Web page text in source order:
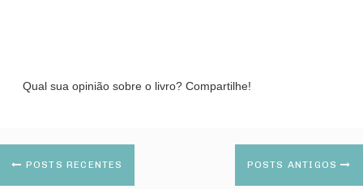
Qual sua opinião sobre o livro? Compartilhe!
POSTS RECENTES POSTS ANTIGOS